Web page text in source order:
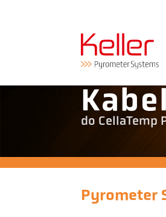
do CellaTemp
Pyrometer